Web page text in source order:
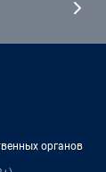
органов